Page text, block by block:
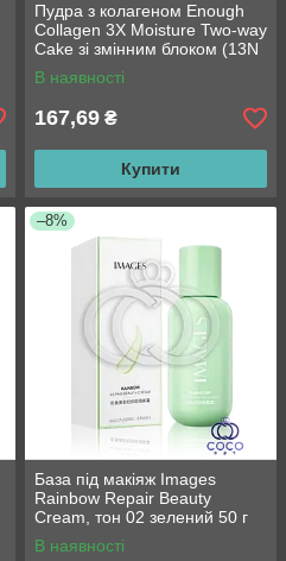
Пудра з колагеном Enough
Collagen 3X Moisture Two-way
Cake зі змінним блоком (13N
тон)
В наявності
167,69 ₴
Купити
–8%
База під макіяж Images
Rainbow Repair Beauty
Cream, тон 02 зелений 50 г
В наявності